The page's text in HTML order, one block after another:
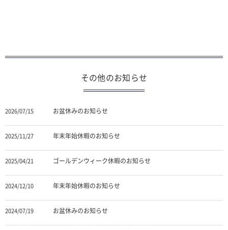
その他のお知らせ
2026/07/15 お盆休みのお知らせ
2025/11/27 年末年始休暇のお知らせ
2025/04/21 ゴールデンウィーク休暇のお知らせ
2024/12/10 年末年始休暇のお知らせ
2024/07/19 お盆休みのお知らせ